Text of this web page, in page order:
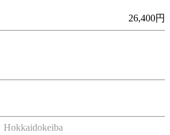
26,400円
Hokkaidokeiba